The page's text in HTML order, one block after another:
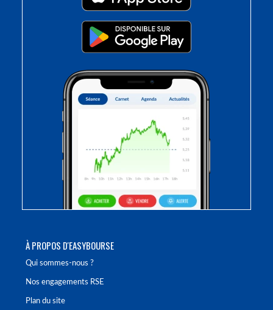
À PROPOS D'EASYBOURSE
Qui sommes-nous ?
Nos engagements RSE
Plan du site